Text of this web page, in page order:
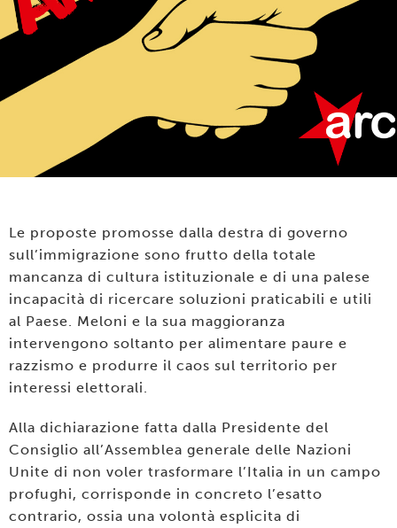
Le proposte promosse dalla destra di governo
sull’immigrazione sono frutto della totale
mancanza di cultura istituzionale e di una palese
incapacità di ricercare soluzioni praticabili e utili
al Paese. Meloni e la sua maggioranza
intervengono soltanto per alimentare paure e
razzismo e produrre il caos sul territorio per
interessi elettorali.
Alla dichiarazione fatta dalla Presidente del
Consiglio all’Assemblea generale delle Nazioni
Unite di non voler trasformare l’Italia in un campo
profughi, corrisponde in concreto l’esatto
contrario, ossia una volontà esplicita di